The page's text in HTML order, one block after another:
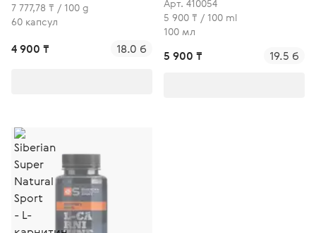
7 777,78 ₸ / 100 g
60 капсул
4 900 ₸ 18.0 б
Арт. 410054
5 900 ₸ / 100 ml
100 мл
5 900 ₸ 19.5 б